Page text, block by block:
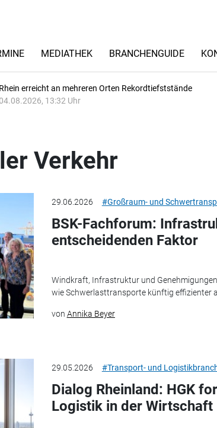
MEDIATHEK BRANCHENGUIDE
Rhein erreicht an mehreren Orten Rekordtiefststände
04.08.2026, 13:32 Uhr
Verkehr
29.06.2026 #Großraum- und
BSK-Fachforum:
entscheidenden Faktor
Windkraft, Infrastruktur und
wie Schwerlasttransporte künftig effizienter
von Annika Beyer
29.05.2026 #Transport- und
Dialog Rheinland: HGK
Logistik in der Wirtschaft